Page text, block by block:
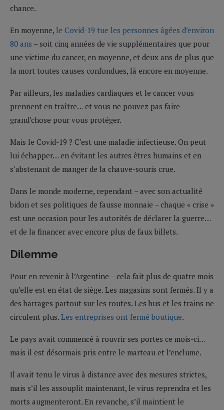
chance.
En moyenne, le Covid-19 tue les personnes âgées d’environ
80 ans – soit cinq années de vie supplémentaires que pour
une victime du cancer, en moyenne, et deux ans de plus que
la mort toutes causes confondues, là encore en moyenne.
Par ailleurs, les maladies cardiaques et le cancer vous
prennent en traître… et vous ne pouvez pas faire
grand’chose pour vous protéger.
Mais le Covid-19 ? C’est une maladie infectieuse. On peut
lui échapper… en évitant les autres êtres humains et en
s’abstenant de manger de la chauve-souris crue.
Dans le monde moderne, cependant – avec son actualité
bidon et ses politiques de fausse monnaie – chaque « crise »
est une occasion pour les autorités de déclarer la guerre…
et de la financer avec encore plus de faux billets.
Dilemme
Pour en revenir à l’Argentine – cela fait plus de quatre mois
qu’elle est en état de siège. Les magasins sont fermés. Il y a
des barrages partout sur les routes. Les bus et les trains ne
circulent plus. Les entreprises ont fermé boutique.
Le pays avait commencé à rouvrir ses portes ce mois-ci…
mais il est désormais pris entre le marteau et l’enclume.
Il avait tenu le virus à distance avec des mesures strictes,
mais s’il les assouplit maintenant, le virus reprendra et les
morts augmenteront. En revanche, s’il maintient le